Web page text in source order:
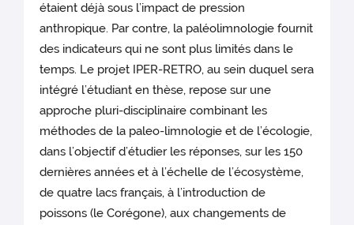
étaient déjà sous l’impact de pression
anthropique. Par contre, la paléolimnologie fournit
des indicateurs qui ne sont plus limités dans le
temps. Le projet IPER-RETRO, au sein duquel sera
intégré l’étudiant en thèse, repose sur une
approche pluri-disciplinaire combinant les
méthodes de la paleo-limnologie et de l’écologie,
dans l’objectif d’étudier les réponses, sur les 150
dernières années et à l’échelle de l’écosystème,
de quatre lacs français, à l’introduction de
poissons (le Corégone), aux changements de